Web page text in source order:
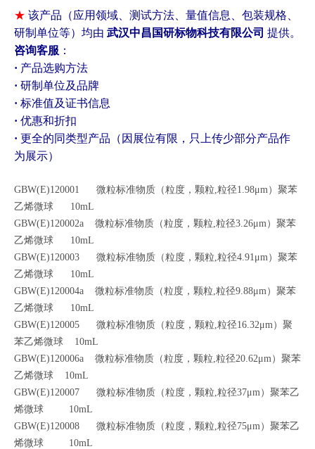
★ 该产品（应用领域、测试方法、量值信息、包装规格、
研制单位等）均由 武汉中昌国研标物科技有限公司 提供。
咨询客服 ：
· 产品选购方法
· 研制单位及品牌
· 标准值及证书信息
· 优惠和折扣
· 更全的同类型产品（因展位有限，只上传少部分产品作
为展示）
GBW(E)120001 微粒标准物质（粒度，颗粒,粒径1.98μm）聚苯
乙烯微球 10mL
GBW(E)120002a 微粒标准物质（粒度，颗粒,粒径3.26μm）聚苯
乙烯微球 10mL
GBW(E)120003 微粒标准物质（粒度，颗粒,粒径4.91μm）聚苯
乙烯微球 10mL
GBW(E)120004a 微粒标准物质（粒度，颗粒,粒径9.88μm）聚苯
乙烯微球 10mL
GBW(E)120005 微粒标准物质（粒度，颗粒,粒径16.32μm）聚
苯乙烯微球 10mL
GBW(E)120006a 微粒标准物质（粒度，颗粒,粒径20.62μm）聚苯
乙烯微球 10mL
GBW(E)120007 微粒标准物质（粒度，颗粒,粒径37μm）聚苯乙
烯微球 10mL
GBW(E)120008 微粒标准物质（粒度，颗粒,粒径75μm）聚苯乙
烯微球 10mL